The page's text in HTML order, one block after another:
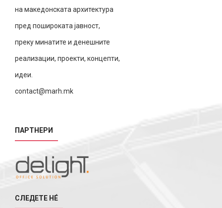
на македонската архитектура
пред пошироката јавност,
преку минатите и денешните
реализации, проекти, концепти,
идеи.
contact@marh.mk
ПАРТНЕРИ
СЛЕДЕТЕ НÉ